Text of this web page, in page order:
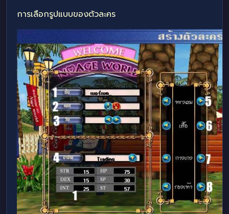
การเลือกรูปแบบของตัวละคร